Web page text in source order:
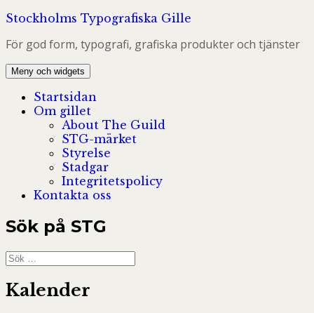
Hoppa
innehåll
Stockholms Typografiska Gille
För god form, typografi, grafiska produkter och tjänster
Meny och widgets
Startsidan
Om gillet
About The Guild
STG-märket
Styrelse
Stadgar
Integritetspolicy
Kontakta oss
Sök på STG
Sök
efter:
Kalender